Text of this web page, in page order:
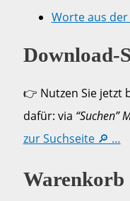
Worte aus der
Download-
👉 Nutzen Sie jetzt
dafür: via “Suchen”
zur Suchseite 🔎 …
Warenkorb